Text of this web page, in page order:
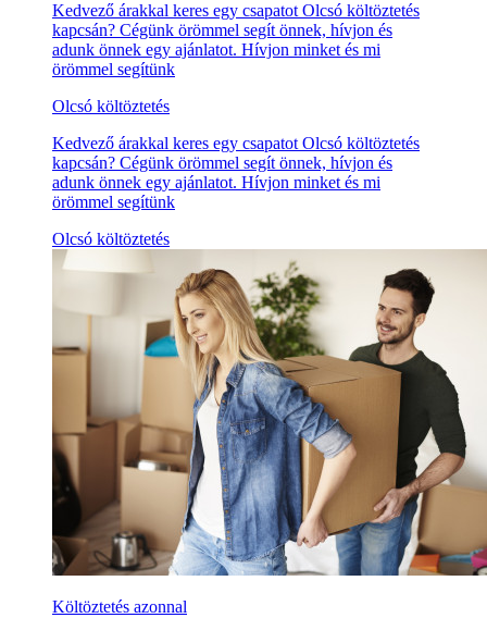
Kedvező árakkal keres egy csapatot Olcsó költöztetés
kapcsán? Cégünk örömmel segít önnek, hívjon és
adunk önnek egy ajánlatot. Hívjon minket és mi
örömmel segítünk
Olcsó költöztetés
Kedvező árakkal keres egy csapatot Olcsó költöztetés
kapcsán? Cégünk örömmel segít önnek, hívjon és
adunk önnek egy ajánlatot. Hívjon minket és mi
örömmel segítünk
Olcsó költöztetés
Költöztetés azonnal